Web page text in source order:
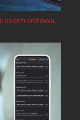
dell’isola,